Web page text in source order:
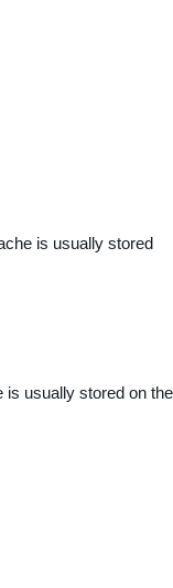
is usually stored
is usually stored on the